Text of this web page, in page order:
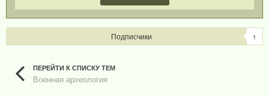
Подписчики 1
ПЕРЕЙТИ К СПИСКУ ТЕМ
Военная археология